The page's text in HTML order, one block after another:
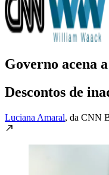
Governo acena
Descontos de
Luciana Amaral, da CNN